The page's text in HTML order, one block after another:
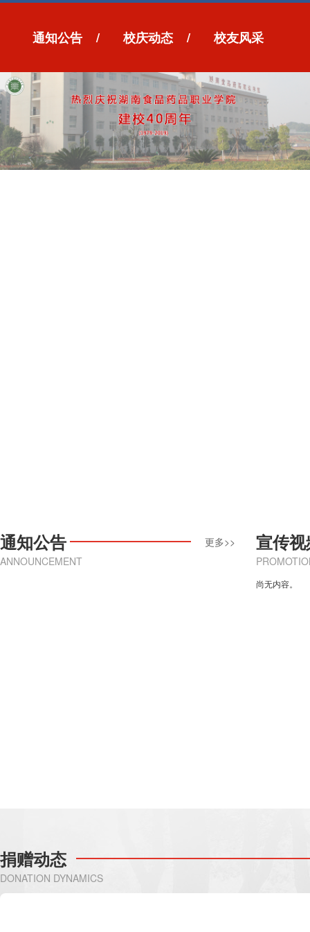
通知公告 / 校庆动态 / 校友风采
通知公告
ANNOUNCEMENT
更多>> 宣传
尚无内容。
捐赠动态
DONATION DYNAMICS